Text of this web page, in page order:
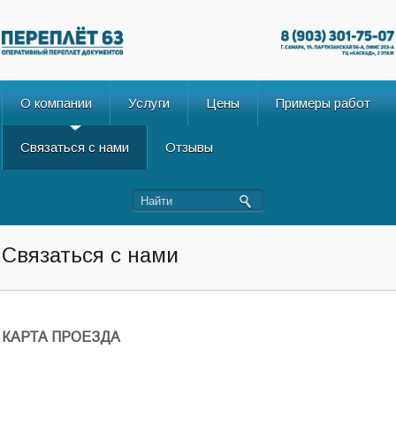
О компании Услуги Цены Примеры работ
Связаться с нами Отзывы
Связаться с нами
КАРТА ПРОЕЗДА